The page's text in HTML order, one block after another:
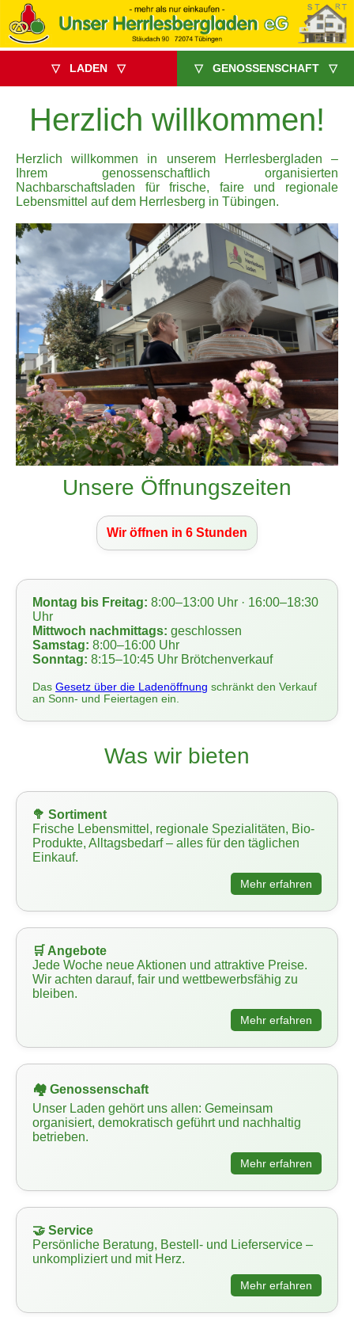
▽ LADEN ▽ ▽ GENOSSENSCHAFT ▽
Herzlich willkommen!
Herzlich willkommen in unserem Herrlesbergladen –
Ihrem genossenschaftlich organisierten
Nachbarschaftsladen für frische, faire und regionale
Lebensmittel auf dem Herrlesberg in Tübingen.
Unsere Öffnungszeiten
Wir öffnen in 6 Stunden
Montag bis Freitag: 8:00–13:00 Uhr · 16:00–18:30
Uhr
Mittwoch nachmittags: geschlossen
Samstag: 8:00–16:00 Uhr
Sonntag: 8:15–10:45 Uhr Brötchenverkauf
Das Gesetz über die Ladenöffnung schränkt den Verkauf
an Sonn- und Feiertagen ein.
Was wir bieten
🥦 Sortiment
Frische Lebensmittel, regionale Spezialitäten, Bio-
Produkte, Alltagsbedarf – alles für den täglichen
Einkauf.
Mehr erfahren
🛒 Angebote
Jede Woche neue Aktionen und attraktive Preise.
Wir achten darauf, fair und wettbewerbsfähig zu
bleiben.
Mehr erfahren
🏘️ Genossenschaft
Unser Laden gehört uns allen: Gemeinsam
organisiert, demokratisch geführt und nachhaltig
betrieben.
Mehr erfahren
🤝 Service
Persönliche Beratung, Bestell- und Lieferservice –
unkompliziert und mit Herz.
Mehr erfahren